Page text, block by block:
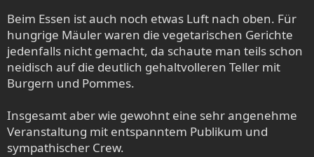
Beim Essen ist auch noch etwas Luft nach oben. Für
hungrige Mäuler waren die vegetarischen Gerichte
jedenfalls nicht gemacht, da schaute man teils schon
neidisch auf die deutlich gehaltvolleren Teller mit
Burgern und Pommes.
Insgesamt aber wie gewohnt eine sehr angenehme
Veranstaltung mit entspanntem Publikum und
sympathischer Crew.